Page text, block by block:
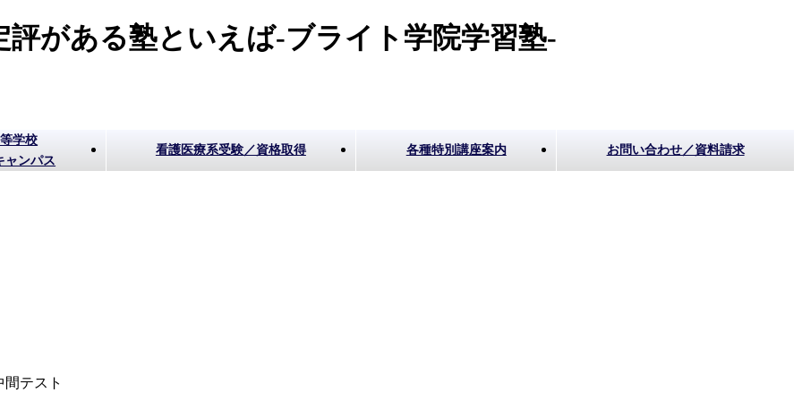
がある塾といえば-ブライト学院学習塾-
学校
ャンパス
看護医療系受験／資格取得 各種特別講座案内 お問い合わせ／資料請求
間テスト